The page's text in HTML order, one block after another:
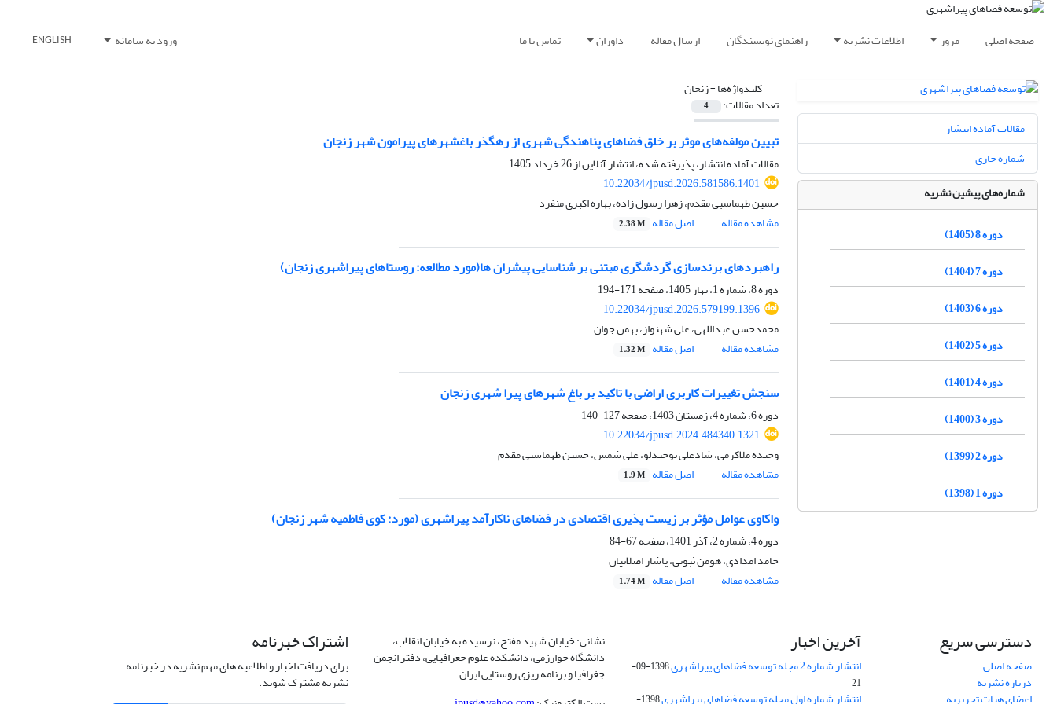
صفحه اصلی مرور اطلاعات نشریه راهنمای نویسندگان ارسال مقاله داوران تماس با ما ورود به سامانه ENGLISH
کلیدواژه‌ها =زنجان
تعداد مقالات: 4
تبیین مولفه‌های موثر بر خلق فضاهای پناهندگی شهری از رهگذر باغشهرهای پیرامون شهر زنجان
مقالات آماده انتشار، پذیرفته شده، انتشار آنلاین از26 خرداد 1405
10.22034/jpusd.2026.581586.1401
حسین طهماسبی مقدم، زهرا رسول زاده، بهاره اکبری منفرد
مشاهده مقاله
اصل مقاله 2.38 M
راهبرد‌های برندسازی گردشگری مبتنی بر شناسایی پیشران ها(مورد مطالعه: روستاهای پیراشهری زنجان)
دوره 8، شماره 1، بهار 1405، صفحه
171-194
10.22034/jpusd.2026.579199.1396
محمدحسن عبداللهی، علی شهنواز، بهمن جوان
مشاهده مقاله
اصل مقاله 1.32 M
سنجش تغییرات کاربری اراضی با تاکید بر باغ شهرهای پیرا شهری زنجان
دوره 6، شماره 4، زمستان 1403، صفحه
127-140
10.22034/jpusd.2024.484340.1321
وحیده ملاکرمی، شادعلی توحیدلو، علی شمس، حسین طهماسبی مقدم
مشاهده مقاله
اصل مقاله 1.9 M
واکاوی عوامل مؤثر بر زیست پذیری اقتصادی در فضاهای ناکارآمد پیراشهری (مورد: کوی فاطمیه شهر زنجان)
دوره 4، شماره 2، آذر 1401، صفحه
67-84
حامد امدادی، هومن ثبوتی، یاشار اصلانیان
مشاهده مقاله
اصل مقاله 1.74 M
مقالات آماده انتشار
شماره جاری
شماره‌های پیشین نشریه
دوره 8 (1405)
دوره 7 (1404)
دوره 6 (1403)
دوره 5 (1402)
دوره 4 (1401)
دوره 3 (1400)
دوره 2 (1399)
دوره 1 (1398)
دسترسی سریع
صفحه اصلی
درباره نشریه
اعضای هیات تحریریه
آخرین اخبار
انتشار شماره 2 مجله توسعه فضاهای پیراشهری
1398-09-
21
انتشار شماره اول مجله توسعه فضاهای پیراشهری 1398-
نشانی: خیابان شهید مفتح، نرسیده به خیابان انقلاب،
دانشگاه خوارزمی، دانشکده علوم جغرافیایی، دفتر انجمن
جغرافیا و برنامه ریزی روستایی ایران.
اشتراک خبرنامه
برای دریافت اخبار و اطلاعیه های مهم نشریه در خبرنامه
نشریه مشترک شوید.